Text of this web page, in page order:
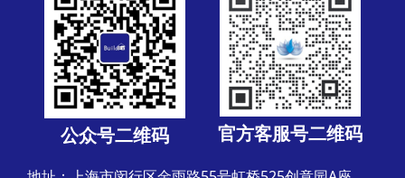
公众号二维码 官方客服号二维码